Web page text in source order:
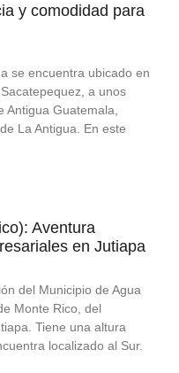
y comodidad para
se encuentra ubicado en
a unos
Antigua Guatemala,
La Antigua. En este
Aventura
en Jutiapa
del Municipio de Agua
Monte Rico, del
Tiene una altura
localizado al Sur.